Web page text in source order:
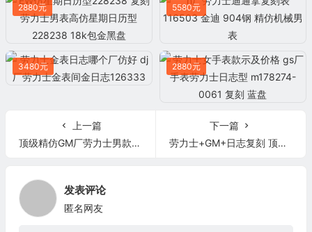
2880元 5580元
3480元 2880元
上一篇
顶级精仿GM厂劳力士男款日志型图片大全 劳力士日志型表盘镶钻
下一篇
劳力士+GM+日志复刻 顶级复刻劳力士机械男表 904L钢钻石刻度
发表评论
匿名网友